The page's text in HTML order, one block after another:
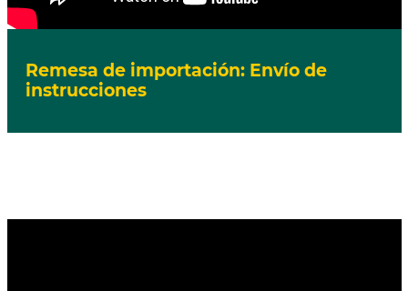
Remesa de importación: Envío de
instrucciones